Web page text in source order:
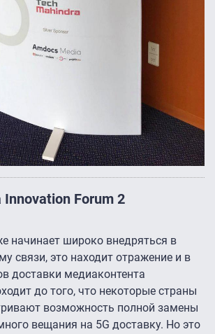
Innovation Forum 2
начинает широко внедряться в
связи, это находит отражение и в
доставки медиаконтента
до того, что некоторые страны
возможность полной замены
вещания на 5G доставку. Но это